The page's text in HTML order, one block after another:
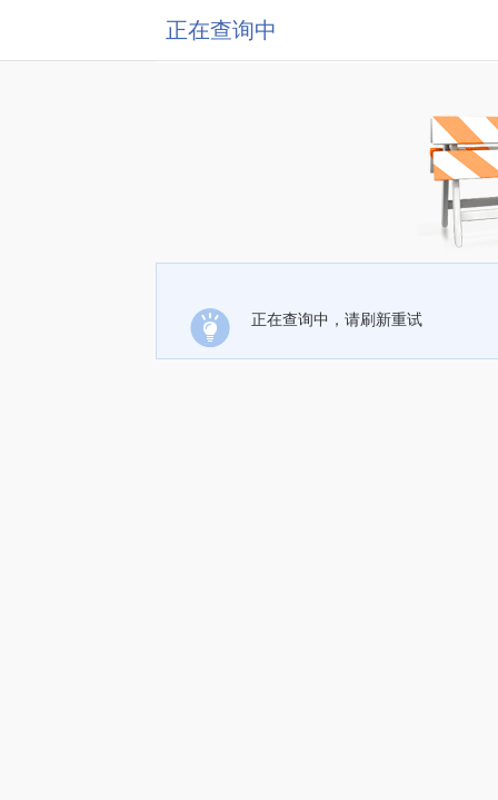
正在查询中
正在查询中，请刷新重试